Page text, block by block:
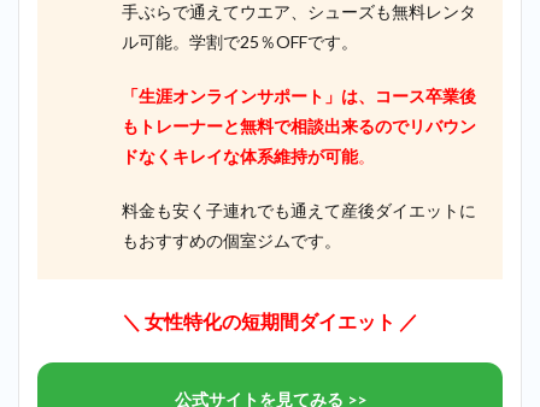
手ぶらで通えてウエア、シューズも無料レンタ
ル可能。学割で25％OFFです。
「生涯オンラインサポート」は、コース卒業後
もトレーナーと無料で相談出来るのでリバウン
ドなくキレイな体系維持が可能。
料金も安く子連れでも通えて産後ダイエットに
もおすすめの個室ジムです。
＼ 女性特化の短期間ダイエット ／
公式サイトを見てみる >>